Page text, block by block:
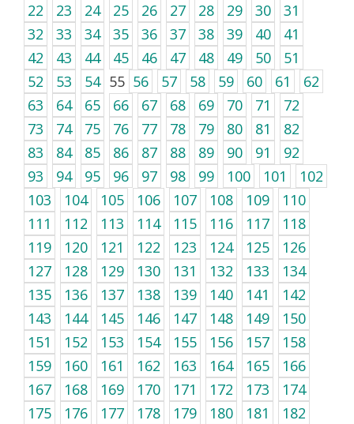
22
23 24 25 26 27 28 29 30
31
32
33 34 35 36 37 38 39 40
41
42
43 44 45 46 47 48 49 50
51
52
53 54 55 56 57 58 59 60 61
62
63
64 65 66 67 68 69 70 71
72
73
74 75 76 77 78 79 80 81
82
83
84 85 86 87 88 89 90 91
92
93
94 95 96 97 98 99 100 101
102
103
104 105 106 107 108 109
110
111
112 113 114 115 116 117
118
119
120 121 122 123 124 125
126
127
128 129 130 131 132 133
134
135
136 137 138 139 140 141
142
143
144 145 146 147 148 149
150
151
152 153 154 155 156 157
158
159
160 161 162 163 164 165
166
167
168 169 170 171 172 173
174
175
176 177 178 179 180 181
182